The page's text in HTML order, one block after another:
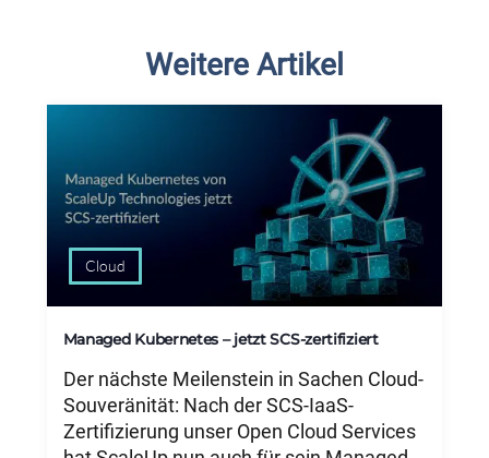
Weitere Artikel
Cloud
Managed Kubernetes – jetzt SCS-zertifiziert
Der nächste Meilenstein in Sachen Cloud-
Souveränität: Nach der SCS-IaaS-
Zertifizierung unser Open Cloud Services